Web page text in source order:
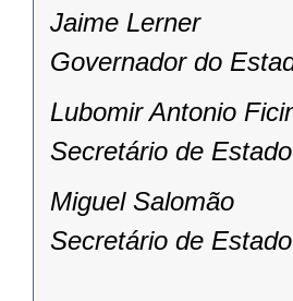
Jaime Lerner
Governador do
Lubomir Antonio
Secretário de
Miguel Salomão
Secretário de